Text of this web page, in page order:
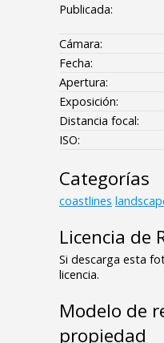
Publicada:
Cámara:
Fecha:
Apertura:
Exposición:
Distancia focal:
ISO:
Categorías
coastlines
Licencia de
Si descarga esta
licencia.
Modelo de
propiedad